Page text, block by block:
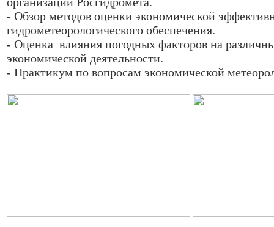
- Обзор методов оценки экономической
гидрометеорологического обеспечения.
- Оценка влияния погодных факторов на
экономической деятельности.
- Практикум по вопросам экономической